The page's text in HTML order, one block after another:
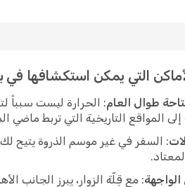
التي يمكن استكشافها في
طوال العام: الحرارة ليست سبباً
المواقع التاريخية التي تربط ماضي
: السفر في غير موسم الذروة يتيح
: مع قِلّة الزوار، يبرز